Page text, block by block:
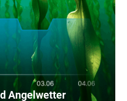
Angelwetter